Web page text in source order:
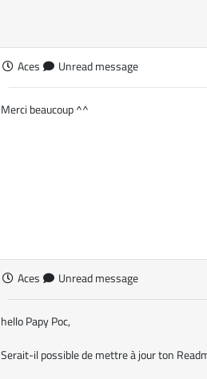
Aces Unread message
Merci beaucoup ^^
Aces Unread message
hello Papy Poc,
Serait-il possible de mettre à jour ton